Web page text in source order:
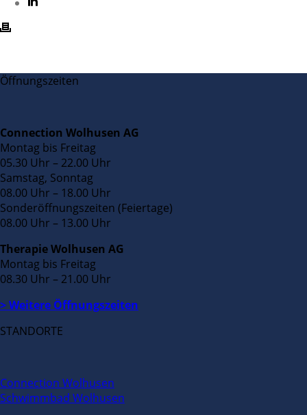
Öffnungszeiten
Connection Wolhusen AG
Montag bis Freitag
05.30 Uhr – 22.00 Uhr
Samstag, Sonntag
08.00 Uhr – 18.00 Uhr
Sonderöffnungszeiten (Feiertage)
08.00 Uhr – 13.00 Uhr
Therapie Wolhusen AG
Montag bis Freitag
08.30 Uhr – 21.00 Uhr
> Weitere Öffnungszeiten
STANDORTE
Connection Wolhusen
Schwimmbad Wolhusen